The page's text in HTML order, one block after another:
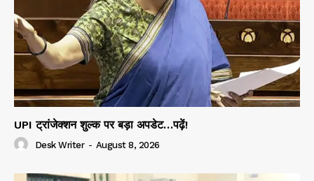
UPI ट्रांजेक्शन शुल्क पर बड़ा अपडेट…पढ़ें!
Desk Writer - August 8, 2026